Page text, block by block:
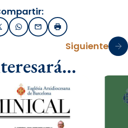
/ Twitter
WhatsApp
EmailImprimir
Siguiente